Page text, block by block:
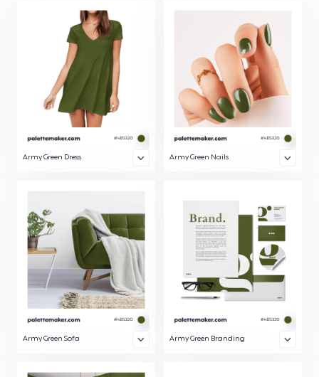
Army Green Dress Army Green Nails
Army Green Sofa Army Green Branding